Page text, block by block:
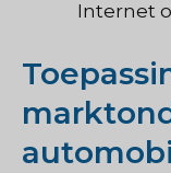
Internet